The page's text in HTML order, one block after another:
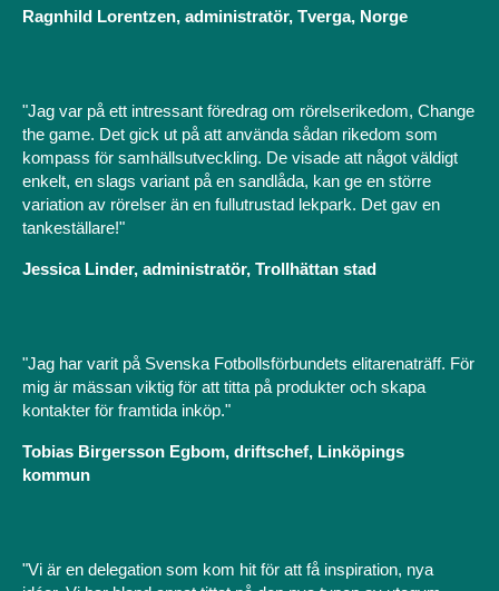
Ragnhild Lorentzen, administratör, Tverga, Norge
"Jag var på ett intressant föredrag om rörelserikedom, Change
the game. Det gick ut på att använda sådan rikedom som
kompass för samhällsutveckling. De visade att något väldigt
enkelt, en slags variant på en sandlåda, kan ge en större
variation av rörelser än en fullutrustad lekpark. Det gav en
tankeställare!"
Jessica Linder, administratör, Trollhättan stad
"Jag har varit på Svenska Fotbollsförbundets elitarenaträff. För
mig är mässan viktig för att titta på produkter och skapa
kontakter för framtida inköp."
Tobias Birgersson Egbom, driftschef, Linköpings
kommun
"Vi är en delegation som kom hit för att få inspiration, nya